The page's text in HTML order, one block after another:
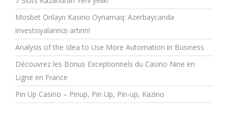
Mosbet Onlayn Kasino Oynamaq: Azerbaycanda
investsiyalarınızı artırın!
Analysis of the Idea to Use More Automation in Business
Découvrez les Bonus Exceptionnels du Casino Nine en
Ligne en France
Pin Up Casino – Pinup, Pin Up, Pin-up, Kazino